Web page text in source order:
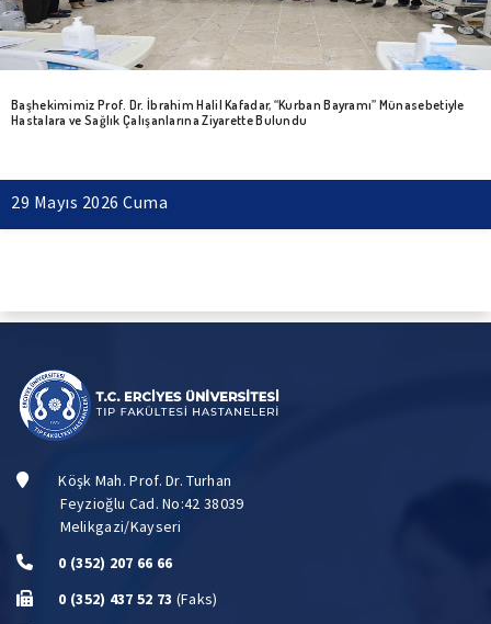
Başhekimimiz Prof. Dr. İbrahim Halil Kafadar, “Kurban Bayramı” Münasebetiyle
Hastalara ve Sağlık Çalışanlarına Ziyarette Bulundu
29 Mayıs 2026 Cuma
Köşk Mah. Prof. Dr. Turhan
Feyzioğlu Cad. No:42 38039
Melikgazi/Kayseri
0 (352) 207 66 66
0 (352) 437 52 73 (Faks)